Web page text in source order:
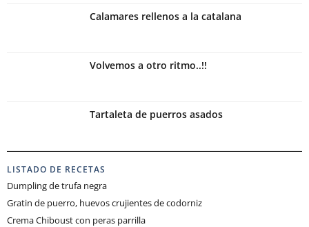
Calamares rellenos a la catalana
Volvemos a otro ritmo..!!
Tartaleta de puerros asados
LISTADO DE RECETAS
Dumpling de trufa negra
Gratin de puerro, huevos crujientes de codorniz
Crema Chiboust con peras parrilla